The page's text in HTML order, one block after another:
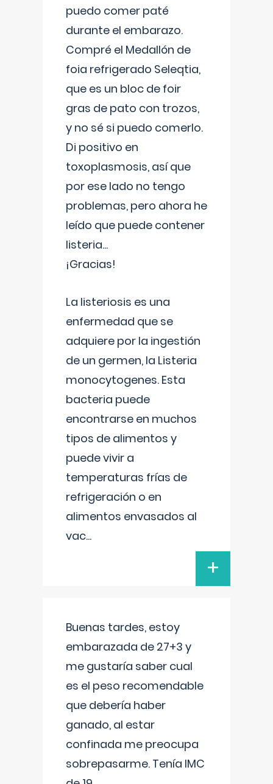
puedo comer paté
durante el embarazo.
Compré el Medallón de
foia refrigerado Seleqtia,
que es un bloc de foir
gras de pato con trozos,
y no sé si puedo comerlo.
Di positivo en
toxoplasmosis, así que
por ese lado no tengo
problemas, pero ahora he
leído que puede contener
listeria...
¡Gracias!
La listeriosis es una
enfermedad que se
adquiere por la ingestión
de un germen, la Listeria
monocytogenes. Esta
bacteria puede
encontrarse en muchos
tipos de alimentos y
puede vivir a
temperaturas frías de
refrigeración o en
alimentos envasados al
vac...
+
Buenas tardes, estoy
embarazada de 27+3 y
me gustaría saber cual
es el peso recomendable
que debería haber
ganado, al estar
confinada me preocupa
sobrepasarme. Tenía IMC